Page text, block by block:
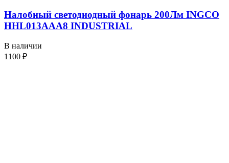
Налобный светодиодный фонарь 200Лм INGCO
HHL013AAA8 INDUSTRIAL
В наличии
1100 ₽